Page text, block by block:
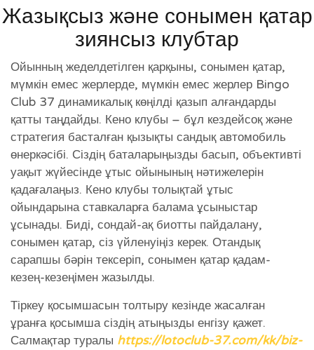
Жазықсыз және сонымен қатар
зиянсыз клубтар
Ойынның жеделдетілген қарқыны, сонымен қатар,
мүмкін емес жерлерде, мүмкін емес жерлер Bingo
Club 37 динамикалық көңілді қазып алғандарды
қатты таңдайды. Кено клубы – бұл кездейсоқ және
стратегия басталған қызықты сандық автомобиль
өнеркәсібі. Сіздің баталарыңызды басып, объективті
уақыт жүйесінде ұтыс ойынының нәтижелерін
қадағалаңыз. Кено клубы толықтай ұтыс
ойындарына ставкаларға балама ұсыныстар
ұсынады. Биді, сондай-ақ биотты пайдалану,
сонымен қатар, сіз үйленуіңіз керек. Отандық
сарапшы бәрін тексеріп, сонымен қатар қадам-
кезең-кезеңімен жазылды.
Тіркеу қосымшасын толтыру кезінде жасалған
ұранға қосымша сіздің атыңызды енгізу қажет.
Салмақтар туралы https://lotoclub-37.com/kk/biz-